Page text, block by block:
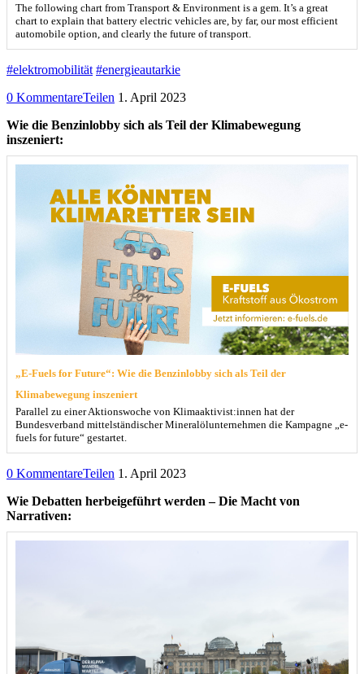
The following chart from Transport & Environment is a gem. It’s a great
chart to explain that battery electric vehicles are, by far, our most efficient
automobile option, and clearly the future of transport.
#elektromobilität #energieautarkie
0 KommentareTeilen 1. April 2023
Wie die Benzinlobby sich als Teil der Klimabewegung
inszeniert:
„E-Fuels for Future“: Wie die Benzinlobby sich als Teil der
Klimabewegung inszeniert
Parallel zu einer Aktionswoche von Klimaaktivist:innen hat der
Bundesverband mittelständischer Mineralölunternehmen die Kampagne „e-
fuels for future“ gestartet.
0 KommentareTeilen 1. April 2023
Wie Debatten herbeigeführt werden – Die Macht von
Narrativen: